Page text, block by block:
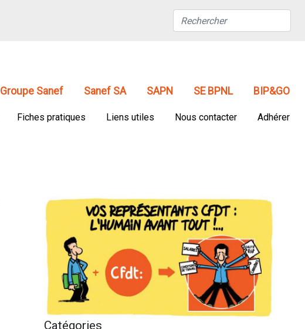
Groupe Sanef Sanef SA SAPN SE BPNL BIP&GO
Fiches pratiques Liens utiles Nous contacter Adhérer
Catégories